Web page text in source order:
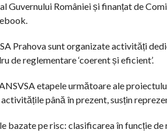
României și finanțat de
Prahova sunt organizate activități
de reglementare ‘coerent și eficient’.
etapele următoare ale
până în prezent, susțin
pe risc: clasificarea în funcție de